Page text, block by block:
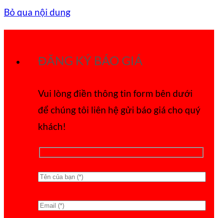
Bỏ qua nội dung
ĐĂNG KÝ BÁO GIÁ
Vui lòng điền thông tin form bên dưới
để chúng tôi liên hệ gửi báo giá cho quý
khách!